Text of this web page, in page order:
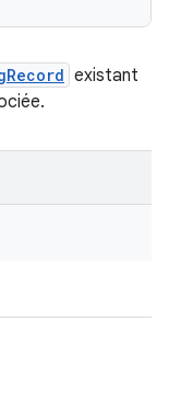
existant